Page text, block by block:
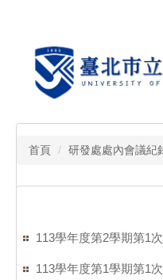
首頁 研發處處內會議紀
113學年度第2學期第1
113學年度第1學期第1